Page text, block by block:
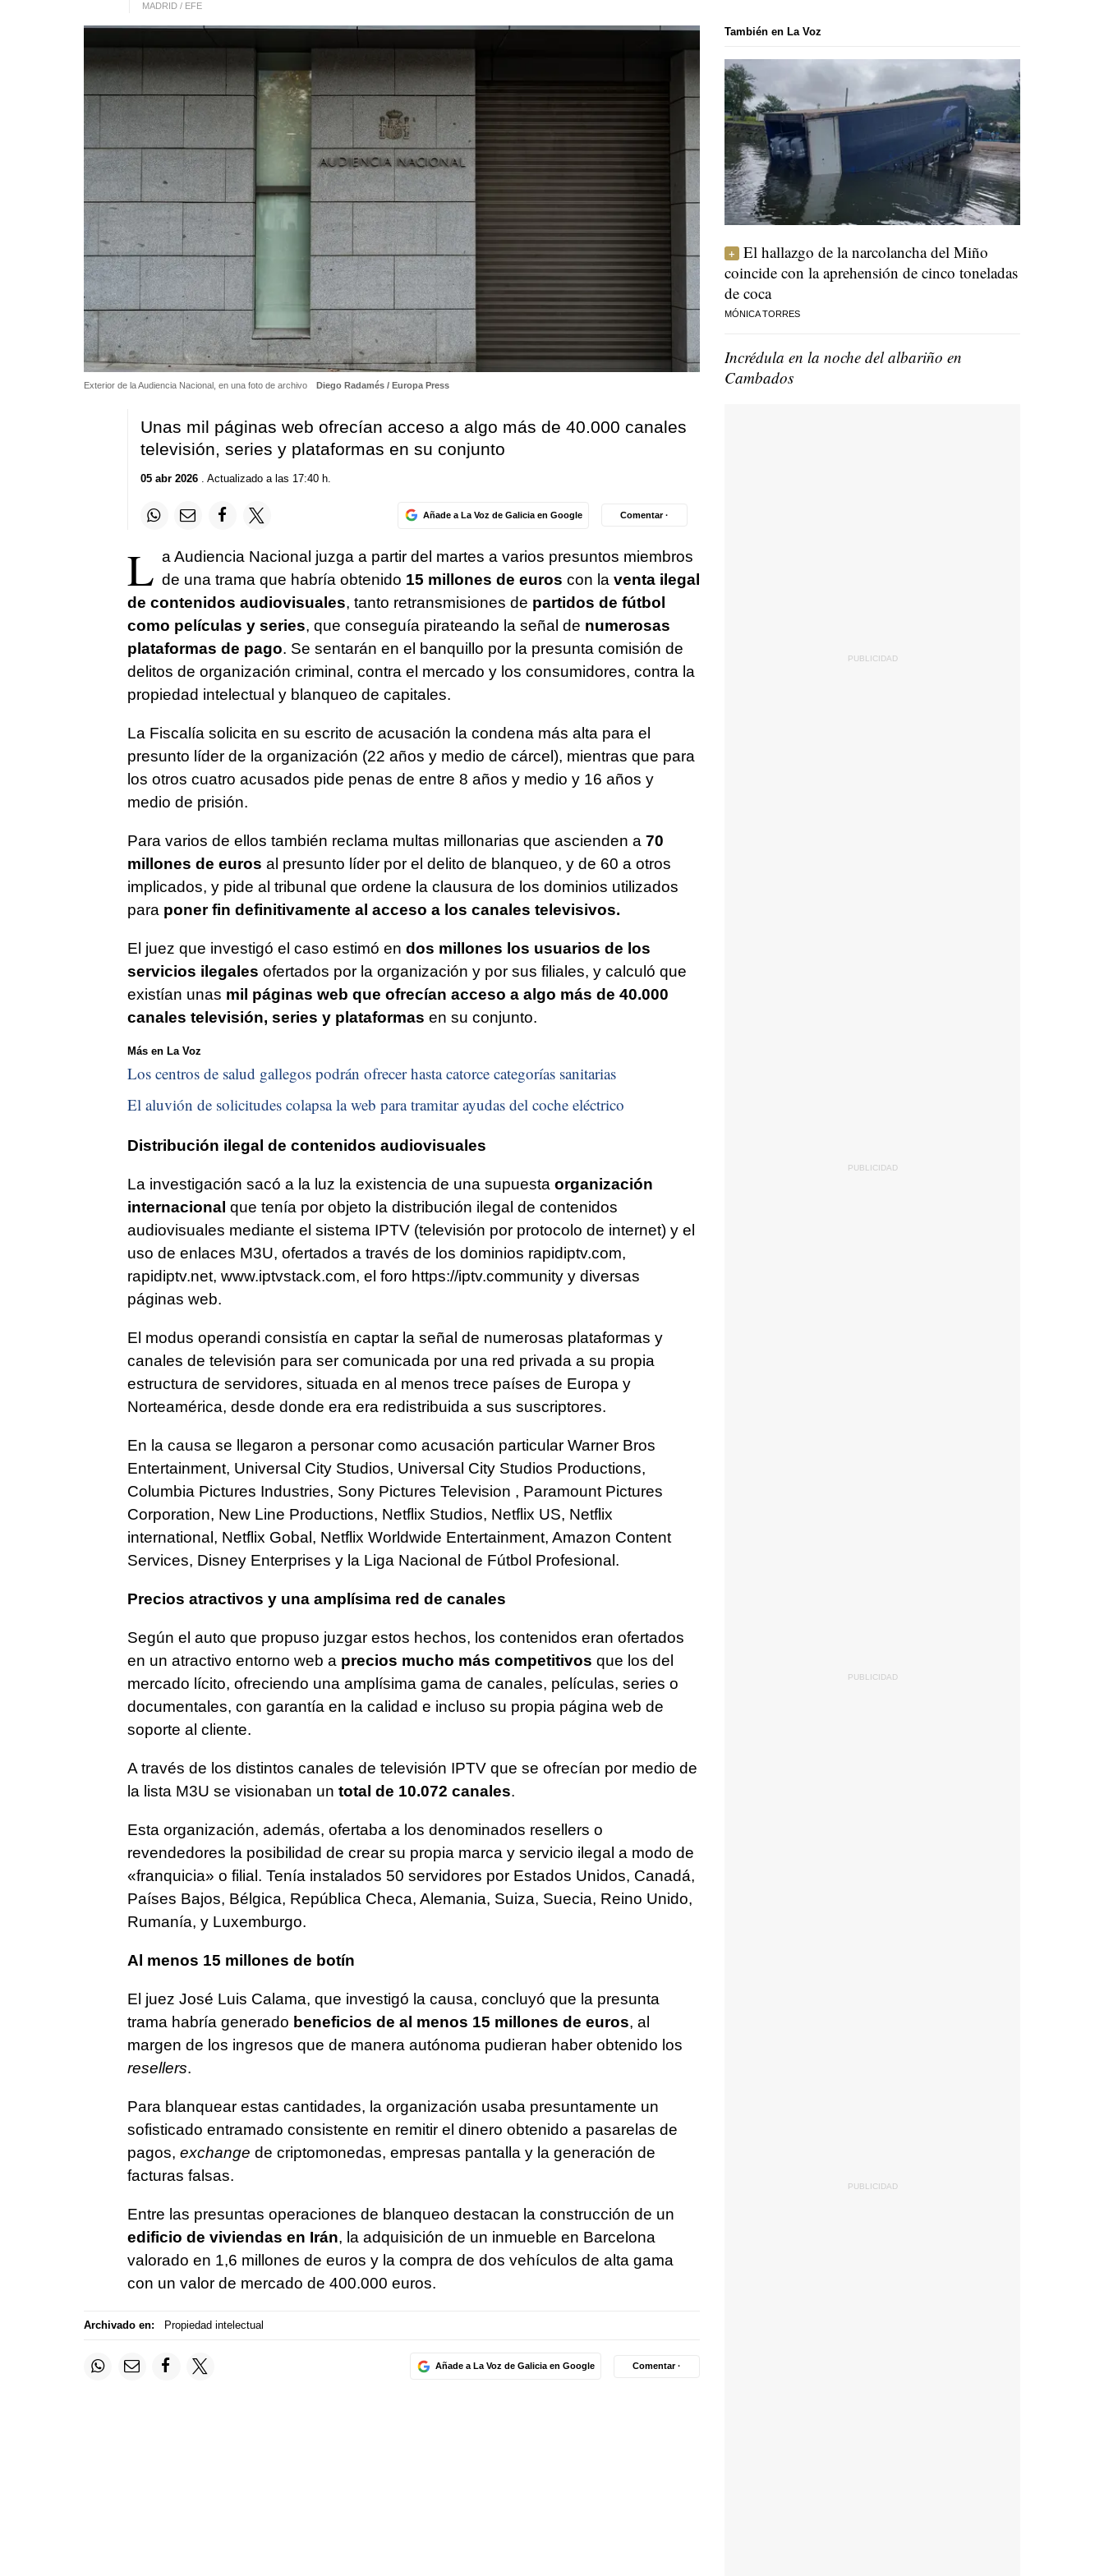
MADRID / EFE
Exterior de la Audiencia Nacional, en una foto de archivo Diego Radamés / Europa Press
Unas mil páginas web ofrecían acceso a algo más de 40.000 canales
televisión, series y plataformas en su conjunto
05 abr 2026. Actualizado a las 17:40 h.
Añade a La Voz de Galicia en Google Comentar ·
L a Audiencia Nacional juzga a partir del martes a varios presuntos miembros
de una trama que habría obtenido 15 millones de euros con la venta ilegal
de contenidos audiovisuales, tanto retransmisiones de partidos de fútbol
como películas y series, que conseguía pirateando la señal de numerosas
plataformas de pago. Se sentarán en el banquillo por la presunta comisión de
delitos de organización criminal, contra el mercado y los consumidores, contra la
propiedad intelectual y blanqueo de capitales.
La Fiscalía solicita en su escrito de acusación la condena más alta para el
presunto líder de la organización (22 años y medio de cárcel), mientras que para
los otros cuatro acusados pide penas de entre 8 años y medio y 16 años y
medio de prisión.
Para varios de ellos también reclama multas millonarias que ascienden a 70
millones de euros al presunto líder por el delito de blanqueo, y de 60 a otros
implicados, y pide al tribunal que ordene la clausura de los dominios utilizados
para poner fin definitivamente al acceso a los canales televisivos.
El juez que investigó el caso estimó en dos millones los usuarios de los
servicios ilegales ofertados por la organización y por sus filiales, y calculó que
existían unas mil páginas web que ofrecían acceso a algo más de 40.000
canales televisión, series y plataformas en su conjunto.
Más en La Voz
Los centros de salud gallegos podrán ofrecer hasta catorce categorías sanitarias
El aluvión de solicitudes colapsa la web para tramitar ayudas del coche eléctrico
Distribución ilegal de contenidos audiovisuales
La investigación sacó a la luz la existencia de una supuesta organización
internacional que tenía por objeto la distribución ilegal de contenidos
audiovisuales mediante el sistema IPTV (televisión por protocolo de internet) y el
uso de enlaces M3U, ofertados a través de los dominios rapidiptv.com,
rapidiptv.net, www.iptvstack.com, el foro https://iptv.community y diversas
páginas web.
El modus operandi consistía en captar la señal de numerosas plataformas y
canales de televisión para ser comunicada por una red privada a su propia
estructura de servidores, situada en al menos trece países de Europa y
Norteamérica, desde donde era era redistribuida a sus suscriptores.
En la causa se llegaron a personar como acusación particular Warner Bros
Entertainment, Universal City Studios, Universal City Studios Productions,
Columbia Pictures Industries, Sony Pictures Television , Paramount Pictures
Corporation, New Line Productions, Netflix Studios, Netflix US, Netflix
international, Netflix Gobal, Netflix Worldwide Entertainment, Amazon Content
Services, Disney Enterprises y la Liga Nacional de Fútbol Profesional.
Precios atractivos y una amplísima red de canales
Según el auto que propuso juzgar estos hechos, los contenidos eran ofertados
en un atractivo entorno web a precios mucho más competitivos que los del
mercado lícito, ofreciendo una amplísima gama de canales, películas, series o
documentales, con garantía en la calidad e incluso su propia página web de
soporte al cliente.
A través de los distintos canales de televisión IPTV que se ofrecían por medio de
la lista M3U se visionaban un total de 10.072 canales.
Esta organización, además, ofertaba a los denominados resellers o
revendedores la posibilidad de crear su propia marca y servicio ilegal a modo de
«franquicia» o filial. Tenía instalados 50 servidores por Estados Unidos, Canadá,
Países Bajos, Bélgica, República Checa, Alemania, Suiza, Suecia, Reino Unido,
Rumanía, y Luxemburgo.
Al menos 15 millones de botín
El juez José Luis Calama, que investigó la causa, concluyó que la presunta
trama habría generado beneficios de al menos 15 millones de euros, al
margen de los ingresos que de manera autónoma pudieran haber obtenido los
resellers.
Para blanquear estas cantidades, la organización usaba presuntamente un
sofisticado entramado consistente en remitir el dinero obtenido a pasarelas de
pagos, exchange de criptomonedas, empresas pantalla y la generación de
facturas falsas.
Entre las presuntas operaciones de blanqueo destacan la construcción de un
edificio de viviendas en Irán, la adquisición de un inmueble en Barcelona
valorado en 1,6 millones de euros y la compra de dos vehículos de alta gama
con un valor de mercado de 400.000 euros.
Archivado en: Propiedad intelectual
Añade a La Voz de Galicia en Google Comentar ·
También en La Voz
El hallazgo de la narcolancha del Miño
coincide con la aprehensión de cinco toneladas
de coca
MÓNICA TORRES
Incrédula en la noche del albariño en
Cambados